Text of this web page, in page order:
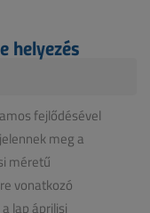
helyezés
fejlődésével
meg a
méretű
vonatkozó
lap áprilisi